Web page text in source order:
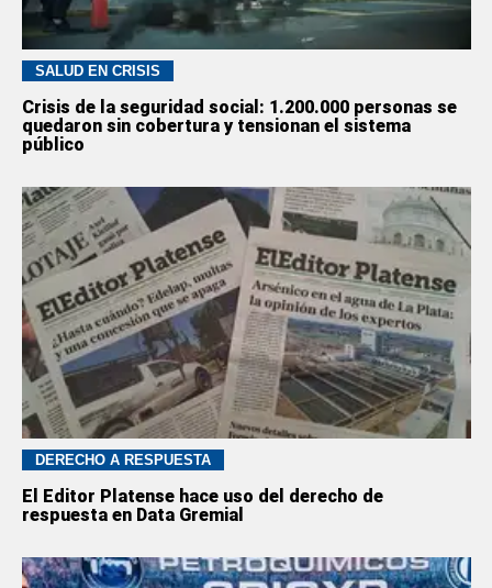
SALUD EN CRISIS
Crisis de la seguridad social: 1.200.000 personas se
quedaron sin cobertura y tensionan el sistema
público
DERECHO A RESPUESTA
El Editor Platense hace uso del derecho de
respuesta en Data Gremial